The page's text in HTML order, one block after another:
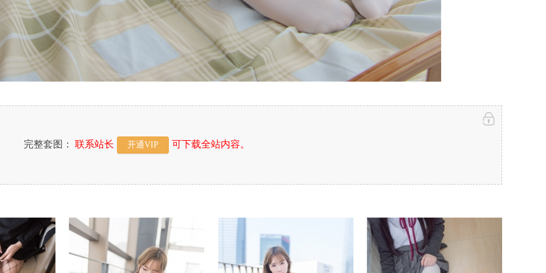
完整套图： 联系站长 开通VIP 可下载全站内容。